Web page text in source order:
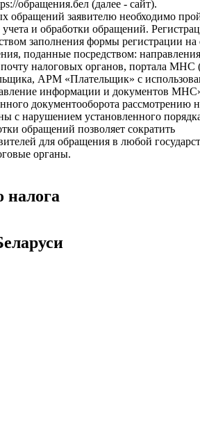
обращения.бел (далее - сайт).
обращений заявителю необходимо
и обработки обращений.
заполнения формы регистрации на
поданные посредством: направления
налоговых органов, портала МНС
АРМ «Плательщик» с
информации и документов
документооборота рассмотрению
с нарушением установленного
обращений позволяет сократить
для обращения в любой
органы.
налога